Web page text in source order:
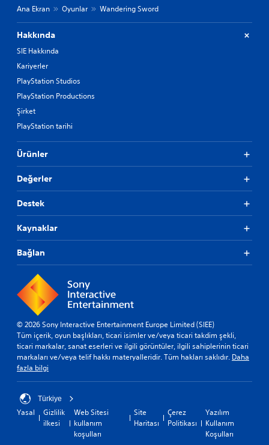
Ana Ekran Oyunlar Wandering Sword
Hakkında
SIE Hakkında
Kariyerler
PlayStation Studios
PlayStation Productions
Şirket
PlayStation tarihi
Ürünler
Değerler
Destek
Kaynaklar
Bağlan
© 2026 Sony Interactive Entertainment Europe Limited (SIEE)
Tüm içerik, oyun başlıkları, ticari isimler ve/veya ticari takdim şekli,
ticari markalar, sanat eserleri ve ilgili görüntüler, ilgili sahiplerinin ticari
markaları ve/veya telif hakkı materyalleridir. Tüm hakları saklıdır. Daha
fazla bilgi
Türkiye
Yasal
Gizlilik
ilkesi
Web Sitesi
kullanım
koşulları
Site
Haritası
Çerez
Politikası
Yazılım
Kullanım
Koşulları